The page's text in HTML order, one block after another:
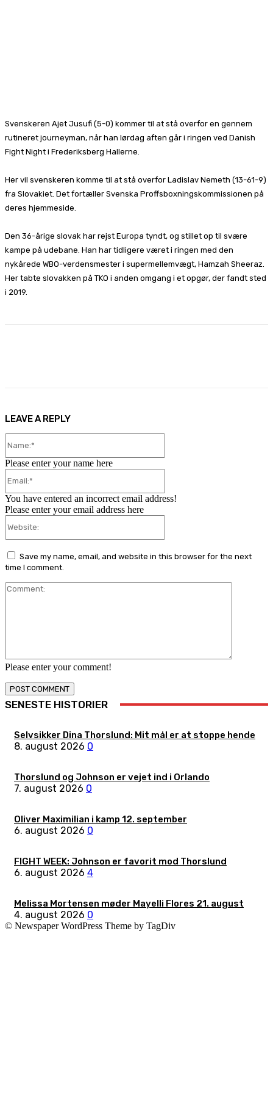
Svenskeren Ajet Jusufi (5-0) kommer til at stå overfor en gennem
rutineret journeyman, når han lørdag aften går i ringen ved Danish
Fight Night i Frederiksberg Hallerne.
Her vil svenskeren komme til at stå overfor Ladislav Nemeth (13-61-9)
fra Slovakiet. Det fortæller Svenska Proffsboxningskommissionen på
deres hjemmeside.
Den 36-årige slovak har rejst Europa tyndt, og stillet op til svære
kampe på udebane. Han har tidligere været i ringen med den
nykårede WBO-verdensmester i supermellemvægt, Hamzah Sheeraz.
Her tabte slovakken på TKO i anden omgang i et opgør, der fandt sted
i 2019.
LEAVE A REPLY
Please enter your comment!
Please enter your name here
You have entered an incorrect email address!
Please enter your email address here
Save my name, email, and website in this browser for the next
time I comment.
SENESTE HISTORIER
Selvsikker Dina Thorslund: Mit mål er at stoppe hende
8. august 2026 0
Thorslund og Johnson er vejet ind i Orlando
7. august 2026 0
Oliver Maximilian i kamp 12. september
6. august 2026 0
FIGHT WEEK: Johnson er favorit mod Thorslund
6. august 2026 4
Melissa Mortensen møder Mayelli Flores 21. august
4. august 2026 0
© Newspaper WordPress Theme by TagDiv